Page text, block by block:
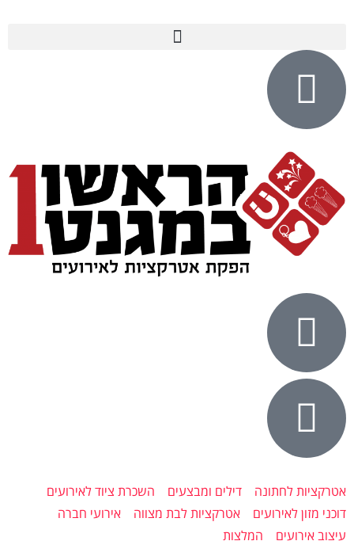
אטרקציות לחתונה דילים ומבצעים
השכרת ציוד לאירועים
דוכני מזון לאירועים
אטרקציות לבת מצווה
אירועי חברה
עיצוב אירועים
המלצות